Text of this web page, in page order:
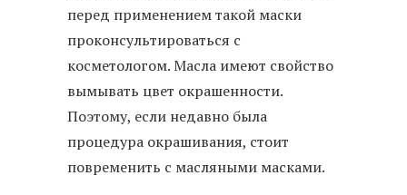
перед применением такой маски
проконсультироваться с
косметологом. Масла имеют свойство
вымывать цвет окрашенности.
Поэтому, если недавно была
процедура окрашивания, стоит
повременить с масляными масками.